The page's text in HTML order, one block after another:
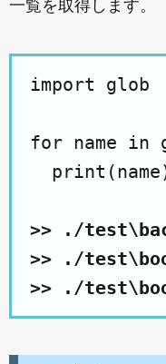
一覧を取得します。
import glob
for name
>> ./
>> ./
>> ./